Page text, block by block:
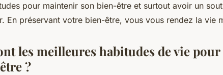
pour maintenir son bien-être et surtout avoir un
En préservant votre bien-être, vous vous rendez la vie
les meilleures habitudes de vie
?